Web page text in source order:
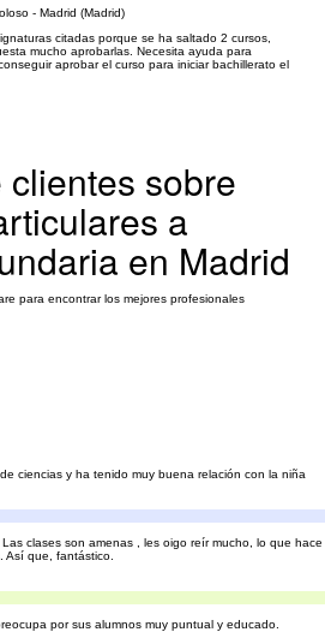
- Madrid (Madrid)
citadas porque se ha saltado 2 cursos,
mucho aprobarlas. Necesita ayuda para
aprobar el curso para iniciar bachillerato el
sobre
a
en Madrid
para encontrar los mejores profesionales
ciencias y ha tenido muy buena relación con la niña
clases son amenas , les oigo reír mucho, lo que hace
Así que, fantástico.
por sus alumnos muy puntual y educado.